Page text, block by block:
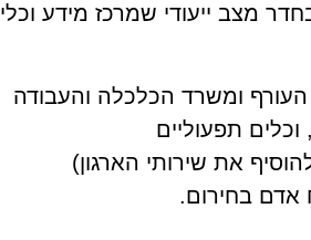
מצב ייעודי שמרכז מידע
העורף ומשרד הכלכלה והעבודה
תפעוליים
את שירותי הארגון)
אדם בחירום.